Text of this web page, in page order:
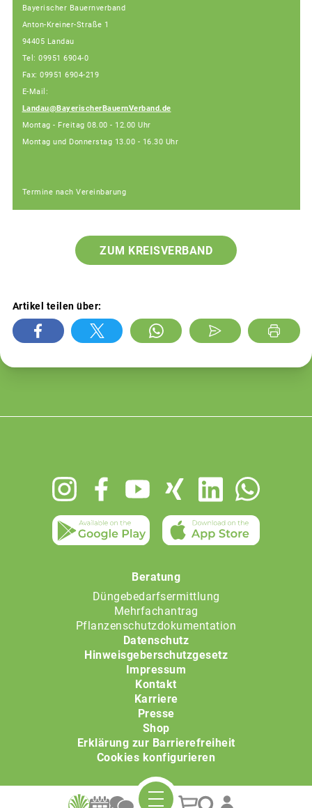
Bayerischer Bauernverband
Anton-Kreiner-Straße 1
94405 Landau
Tel: 09951 6904-0
Fax: 09951 6904-219
E-Mail:
Landau@BayerischerBauernVerband.de
Montag - Freitag 08.00 - 12.00 Uhr
Montag und Donnerstag 13.00 - 16.30 Uhr
Termine nach Vereinbarung
ZUM KREISVERBAND
Artikel teilen über:
Beratung
Düngebedarfsermittlung
Mehrfachantrag
Pflanzenschutzdokumentation
Datenschutz
Hinweisgeberschutzgesetz
Impressum
Kontakt
Karriere
Presse
Shop
Erklärung zur Barrierefreiheit
Cookies konfigurieren